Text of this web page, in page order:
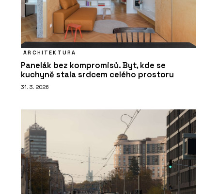
ARCHITEKTURA
Panelák bez kompromisů. Byt, kde se
kuchyně stala srdcem celého prostoru
31. 3. 2026